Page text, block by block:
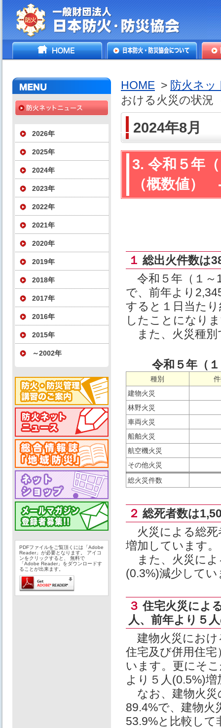
一般財団法人日本防火・防
HOME
2026年
2025年
2024年
2023年
2022年
2021年
2020年
2019年
2018年
2017年
2016年
2015年
～2002年
PDFファイルをご覧頂くには「Adobe
Reader」が必要となります。 アイコ
ンをクリックすると、 無料で
「Adobe Reader」をダウンロードす
ることが出来ます。
HOME > 防火ネッ
おける火災の状況
2024年8月
3. 令和５年
（概数値）
１ 総出火件数は
令和５年（１～
で、前年より
すると１日当た
したことになり
また、火災種別
令和５年（
種別
建物火災
林野火災
車両火災
船舶火災
航空機火災
その他火災
総火災件数
２ 総死者数は
火災による総死
増加しています。
また、火災によ
(0.3%)減少してい
３ 住宅火災によ
人、前年より５
建物火災におけ
住宅及び併用住
います。更にそ
より５人(0.5%)
なお、建物火災
89.4%で、建物火
53.9%と比較し